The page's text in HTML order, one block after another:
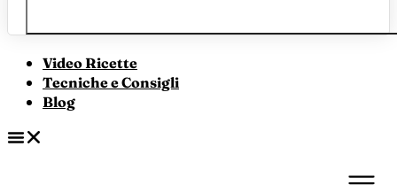
Video Ricette
Tecniche e Consigli
Blog